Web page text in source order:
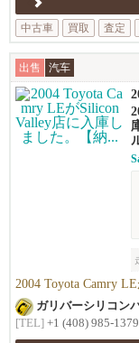
中古車
買取 査定
出售 汽车
2004 Toyota Camry
ガリバーシリコン
[TEL] +1 (408) 985-1379